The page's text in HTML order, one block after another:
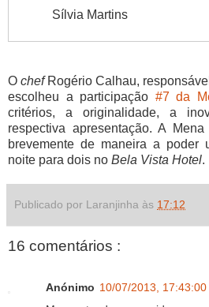
Sílvia Martins
O chefRogério Calhau,
escolheu a participação #7 da
critérios, a originalidade, a
respectiva apresentação. A
brevemente de maneira a poder
noite para dois no Bela Vista Hotel.
Publicado por Laranjinha às 17:12
16 comentários :
Anónimo 10/07/2013, 17:43:00